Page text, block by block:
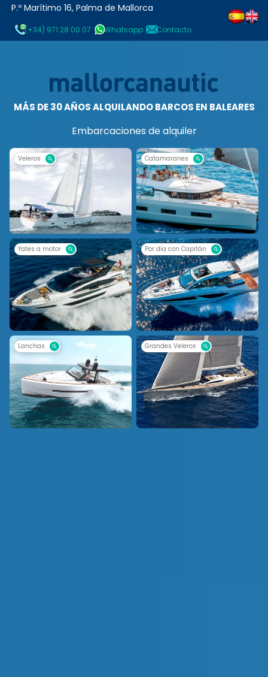
P.º Marítimo 16, Palma de Mallorca
(+34) 971 28 00 07 Whatsapp Contacto
MÁS DE 30 AÑOS ALQUILANDO BARCOS EN BALEARES
Embarcaciones de alquiler
Veleros Catamaranes
Yates a motor Por día con Capitán
Lanchas Grandes Veleros